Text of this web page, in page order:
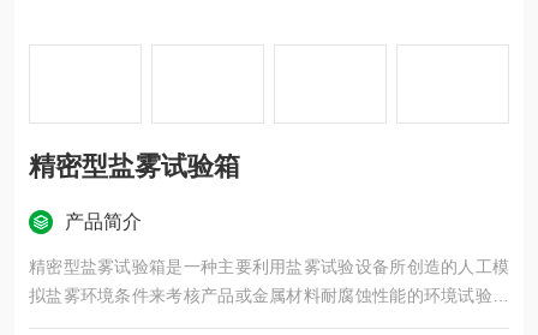
精密型盐雾试验箱
产品简介
精密型盐雾试验箱是一种主要利用盐雾试验设备所创造的人工模
拟盐雾环境条件来考核产品或金属材料耐腐蚀性能的环境试验。
它分为二大类，一类为天然环境暴露试验，另一类为人工加速模